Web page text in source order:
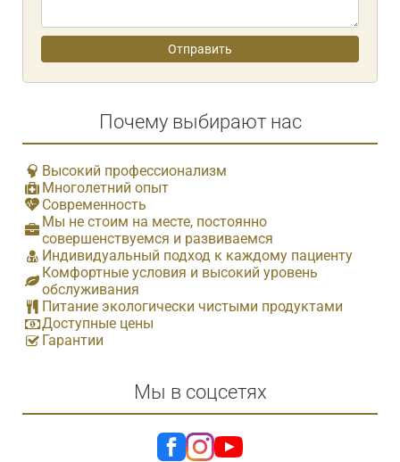
Почему выбирают нас
Высокий профессионализм
Многолетний опыт
Современность
Мы не стоим на месте, постоянно
совершенствуемся и развиваемся
Индивидуальный подход к каждому пациенту
Комфортные условия и высокий уровень
обслуживания
Питание экологически чистыми продуктами
Доступные цены
Гарантии
Мы в соцсетях